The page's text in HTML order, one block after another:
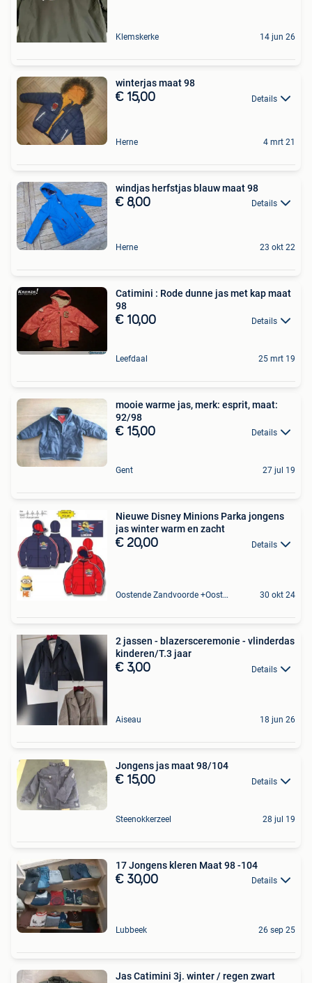
Klemskerke 14 jun 26
winterjas maat 98
€ 15,00 Details
Herne 4 mrt 21
windjas herfstjas blauw maat 98
€ 8,00 Details
Herne 23 okt 22
Catimini : Rode dunne jas met kap maat
98
€ 10,00 Details
Leefdaal 25 mrt 19
mooie warme jas, merk: esprit, maat:
92/98
€ 15,00 Details
Gent 27 jul 19
Nieuwe Disney Minions Parka jongens
jas winter warm en zacht
€ 20,00 Details
Oostende Zandvoorde +Oostende 30 okt 24
2 jassen - blazersceremonie - vlinderdas
kinderen/T.3 jaar
€ 3,00 Details
Aiseau 18 jun 26
Jongens jas maat 98/104
€ 15,00 Details
Steenokkerzeel 28 jul 19
17 Jongens kleren Maat 98 -104
€ 30,00 Details
Lubbeek 26 sep 25
Jas Catimini 3j. winter / regen zwart